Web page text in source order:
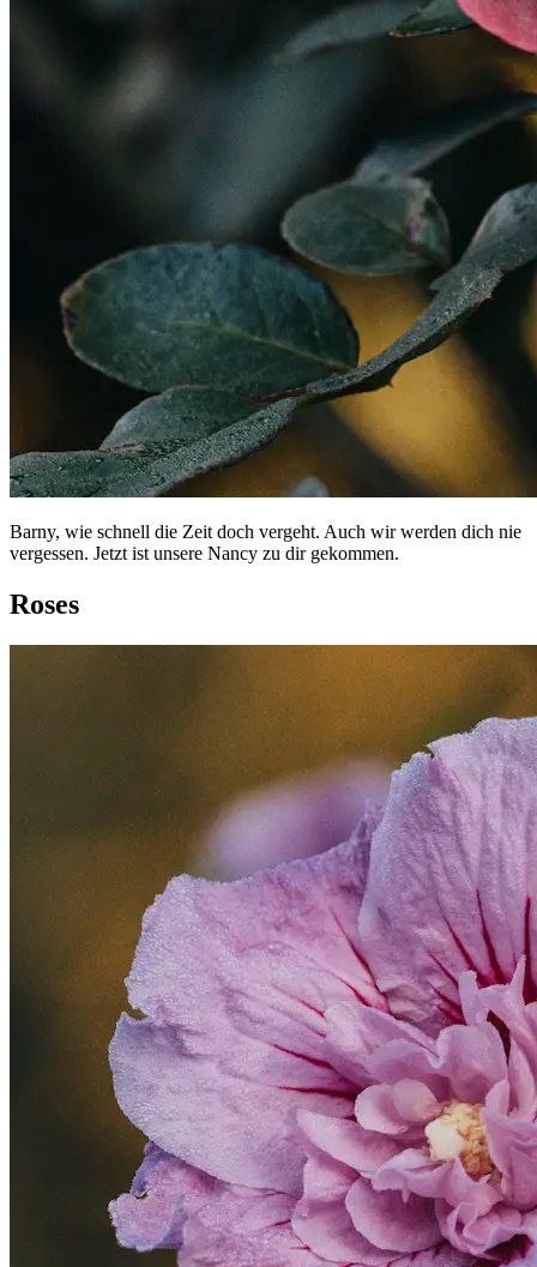
Barny, wie schnell die Zeit doch vergeht. Auch wir werden dich nie
vergessen. Jetzt ist unsere Nancy zu dir gekommen.
Roses